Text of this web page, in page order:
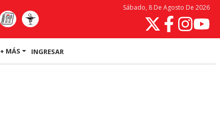
Sábado, 8 De Agosto De 2026
+ MÁS INGRESAR